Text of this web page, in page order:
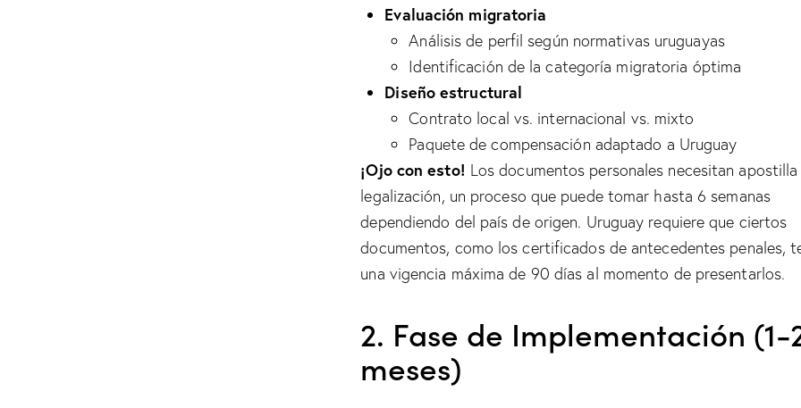
Evaluación migratoria
Análisis de perfil según normativas uruguayas
Identificación de la categoría migratoria óptima
Diseño estructural
Contrato local vs. internacional vs. mixto
Paquete de compensación adaptado a Uruguay
¡Ojo con esto! Los documentos personales necesitan apostilla
legalización, un proceso que puede tomar hasta 6 semanas
dependiendo del país de origen. Uruguay requiere que ciertos
documentos, como los certificados de antecedentes penales,
una vigencia máxima de 90 días al momento de presentarlos.
2. Fase de Implementación (1-
meses)